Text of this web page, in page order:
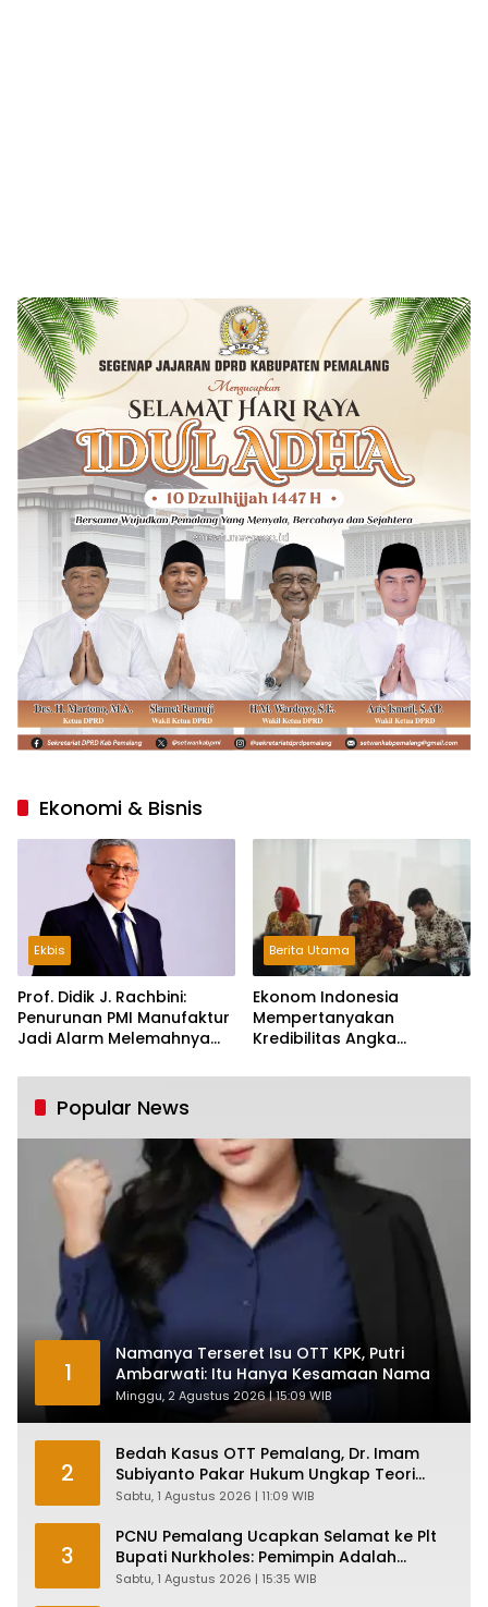
Ekonomi & Bisnis
Ekbis
Prof. Didik J. Rachbini:
Penurunan PMI Manufaktur
Jadi Alarm Melemahnya
Berita Utama
Ekonom Indonesia
Mempertanyakan
Kredibilitas Angka
Tumbuh Tapi Rapuh
Popular News
1
Namanya Terseret Isu OTT KPK, Putri
Ambarwati: Itu Hanya Kesamaan Nama
Minggu, 2 Agustus 2026 | 15:09 WIB
2
Bedah Kasus OTT Pemalang, Dr. Imam
Subiyanto Pakar Hukum Ungkap Teori
Penyertaan KPK
Sabtu, 1 Agustus 2026 | 11:09 WIB
3
PCNU Pemalang Ucapkan Selamat ke Plt
Bupati Nurkholes: Pemimpin Adalah
Pelayan Rakyat!
Sabtu, 1 Agustus 2026 | 15:35 WIB